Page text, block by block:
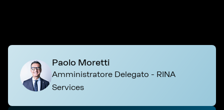
Paolo Moretti
Amministratore Delegato - RINA
Services